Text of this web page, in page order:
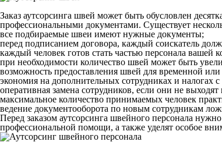
Заказ аутсорсинга швей может быть обусловлен
профессиональными документами. Существует
все подбираемые швеи имеют нужные документы;
перед подписанием договора, каждый соискатель
каждый человек готов стать частью персонала вашей
при необходимости количество швей может быть
возможность предоставления швей для временной
экономия на дополнительных сотрудниках и налогах
оперативная замена сотрудников, если они не выходят
максимальное количество принимаемых человек
ведение документооборота по новым сотрудникам
Перед заказом аутсорсинга швейного персонала
профессиональной помощи, а также уделят особое